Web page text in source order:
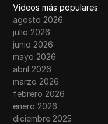
Videos más populares
agosto 2026
julio 2026
junio 2026
mayo 2026
abril 2026
marzo 2026
febrero 2026
enero 2026
diciembre 2025